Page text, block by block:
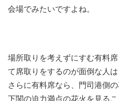
会場でみたいですよね。
場所取りを考えずにすむ有料
て席取りをするのが面倒な人
さらに有料席なら、門司港側
下関の迫力満点の花火を見るこ